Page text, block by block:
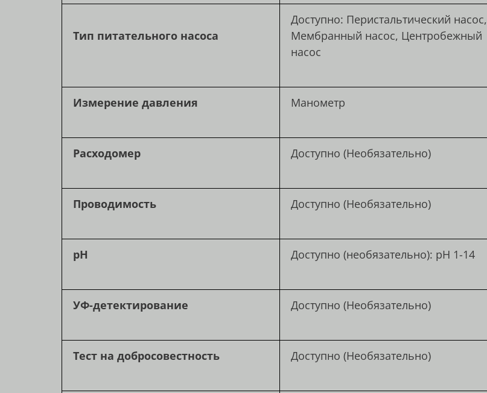
Тип питательного насоса
Доступно: Перистальтический насос,
Мембранный насос, Центробежный
насос
Измерение давления Манометр
Расходомер Доступно (Необязательно)
Проводимость Доступно (Необязательно)
pH Доступно (необязательно): pH 1-14
УФ-детектирование Доступно (Необязательно)
Тест на добросовестность Доступно (Необязательно)